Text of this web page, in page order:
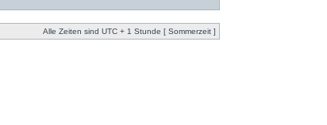
Alle Zeiten sind UTC + 1 Stunde [ Sommerzeit ]